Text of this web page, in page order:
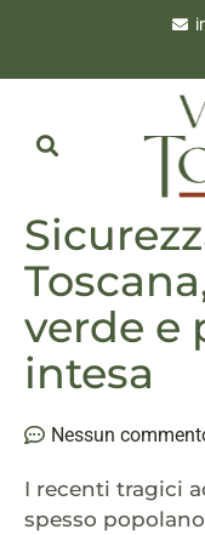
verde e
intesa
Nessun
I recenti tragici
spesso